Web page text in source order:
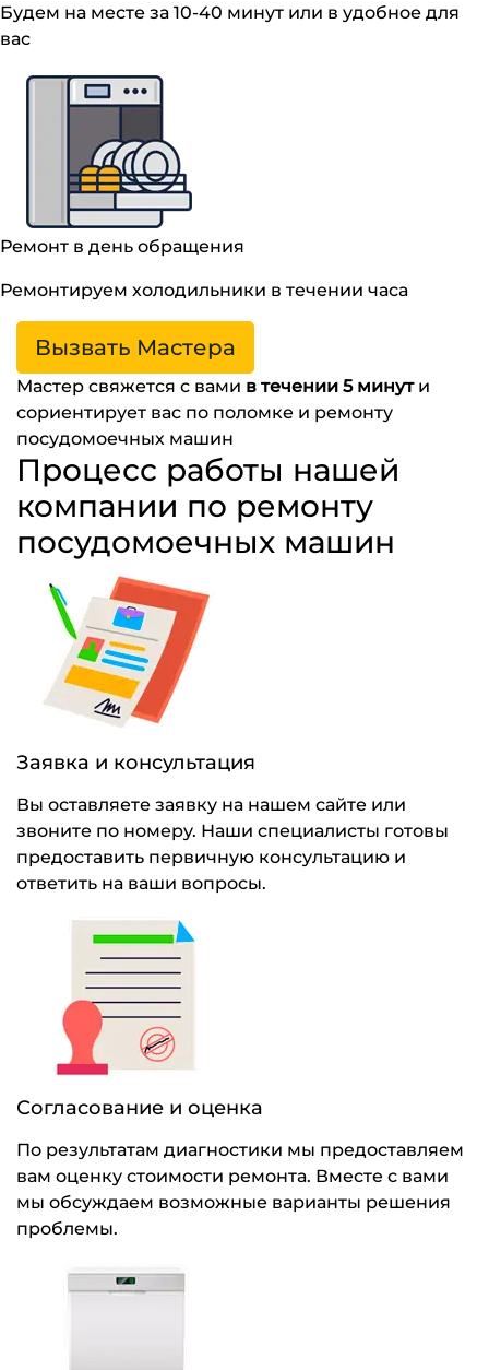
Будем на месте за 10-40 минут или в удобное для
вас
Ремонт в день обращения
Ремонтируем холодильники в течении часа
Вызвать Мастера
Мастер свяжется с вами в течении 5 минути
сориентирует вас по поломке и ремонту
посудомоечных машин
Процесс работы нашей
компании по ремонту
посудомоечных машин
Заявка и консультация
Вы оставляете заявку на нашем сайте или
звоните по номеру. Наши специалисты готовы
предоставить первичную консультацию и
ответить на ваши вопросы.
Согласование и оценка
По результатам диагностики мы предоставляем
вам оценку стоимости ремонта. Вместе с вами
мы обсуждаем возможные варианты решения
проблемы.